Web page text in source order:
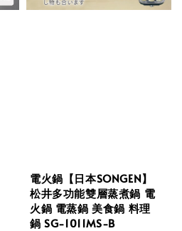
電火鍋【日本SONGEN】
松井多功能雙層蒸煮鍋 電
火鍋 電蒸鍋 美食鍋 料理
鍋 SG-1011MS-B